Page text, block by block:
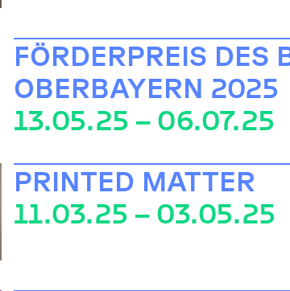
FÖRDERPREIS DES
OBERBAYERN 2025
13.05.25 – 06.07.25
PRINTED MATTER
11.03.25 – 03.05.25